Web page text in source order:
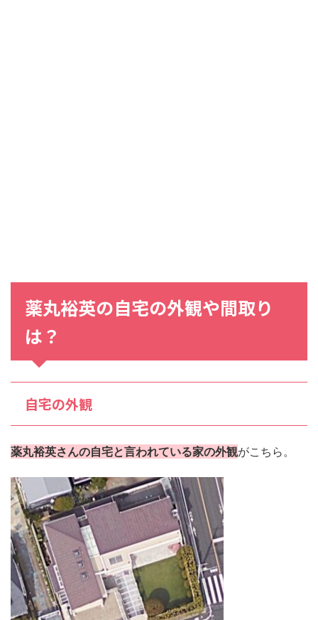
薬丸裕英の自宅の外観や間取り
は？
自宅の外観
薬丸裕英さんの自宅と言われている家の外観がこちら。